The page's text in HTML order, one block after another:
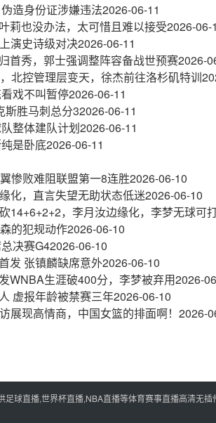
造身份证涉嫌违法2026-06-11
莉也没办法，太可惜且难以接受2026-06-
演史诗级对决2026-06-11
首秀，郭士强调整阵容备战世预赛2026-
北控管理层变天，徐杰前往洛杉矶特训
戏不叫暂停2026-06-11
斯胜马刺总分32026-06-11
整体建队计划2026-06-11
是卧底2026-06-11
惨败难阻联盟第一8连胜2026-06-10
化，直言失望无助状态低迷2026-06-10
，李月汝边缘化，李梦无球可打
的犯规动作2026-06-10
决赛G42026-06-10
发 张镇麟缺席意外2026-06-10
WNBA生涯破400分，李梦被弃用2026-
虚报年龄被禁赛三年2026-06-10
现高情商，中国女篮的排面啊！ 2026-
球直播,世界杯直播,NBA直播等体育赛事直播高清无